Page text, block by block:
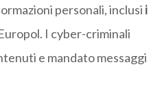
personali, inclusi i
I cyber-criminali
e mandato messaggi